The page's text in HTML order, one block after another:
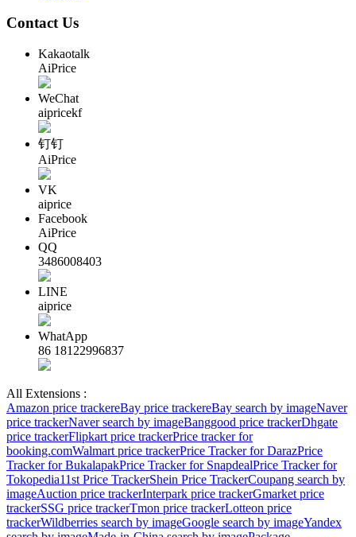
Contact Us
Kakaotalk
AiPrice
WeChat
aipricekf
钉钉
AiPrice
VK
aiprice
Facebook
AiPrice
QQ
3486008403
LINE
aiprice
WhatApp
86 18122996837
All Extensions :
Amazon price trackereBay price trackereBay search by imageNaver
price trackerNaver search by imageBanggood price trackerDhgate
price trackerFlipkart price trackerPrice tracker for
booking.comWalmart price trackerPrice Tracker for DarazPrice
Tracker for BukalapakPrice Tracker for SnapdealPrice Tracker for
Tokopedia11st Price TrackerShein Price TrackerCoupang search by
imageAuction price trackerInterpark price trackerGmarket price
trackerSSG price trackerTmon price trackerLotteon price
trackerWildberries search by imageGoogle search by imageYandex